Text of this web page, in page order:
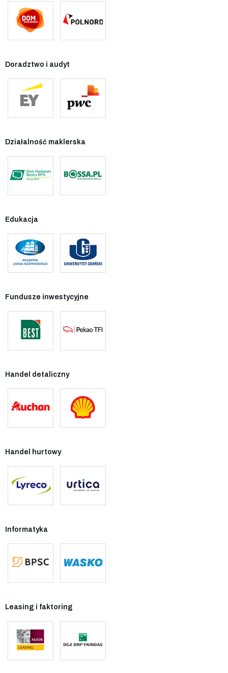
Doradztwo i audyt
Działalność maklerska
Edukacja
Fundusze inwestycyjne
Handel detaliczny
Handel hurtowy
Informatyka
Leasing i faktoring